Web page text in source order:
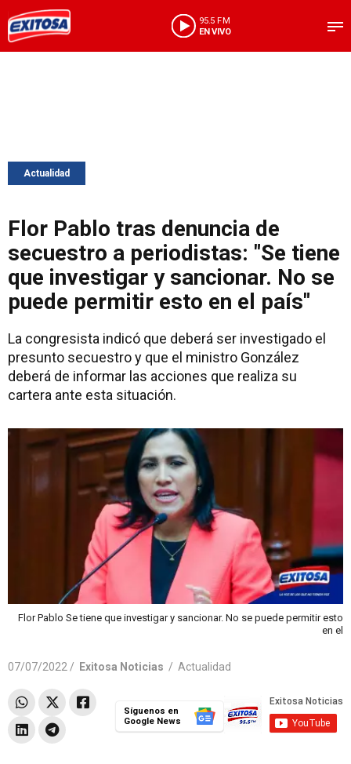
95.5 FM
EN VIVO
Actualidad
Flor Pablo tras denuncia de
secuestro a periodistas: "Se tiene
que investigar y sancionar. No se
puede permitir esto en el país"
La congresista indicó que deberá ser investigado el
presunto secuestro y que el ministro González
deberá de informar las acciones que realiza su
cartera ante esta situación.
Flor Pablo Se tiene que investigar y sancionar. No se puede permitir esto
en el
07/07/2022 / Exitosa Noticias / Actualidad
Síguenos en
Google News